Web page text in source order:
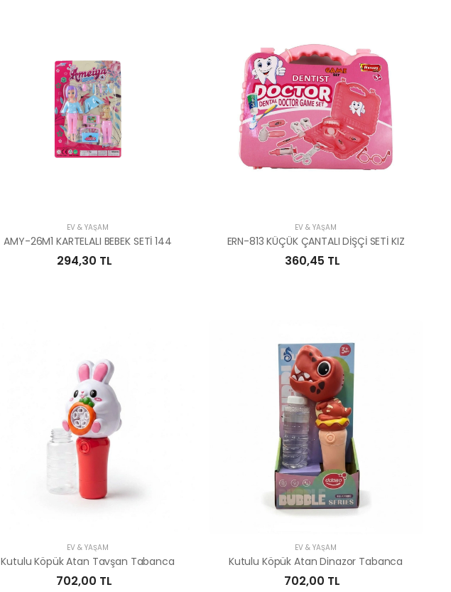
EV & YAŞAM
AMY-26M1 KARTELALI BEBEK SETİ 144
294,30 TL
EV & YAŞAM
ERN-813 KÜÇÜK ÇANTALI DİŞÇİ SETİ KIZ
360,45 TL
EV & YAŞAM
Kutulu Köpük Atan Tavşan Tabanca
702,00 TL
EV & YAŞAM
Kutulu Köpük Atan Dinazor Tabanca
702,00 TL